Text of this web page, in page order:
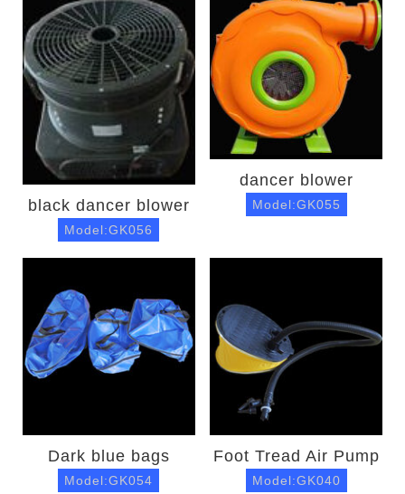
black dancer blower
Model:GK056
dancer blower
Model:GK055
Dark blue bags
Model:GK054
Foot Tread Air Pump
Model:GK040